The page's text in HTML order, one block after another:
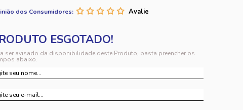
dos Consumidores:
ser avisado da disponibilidade deste Produto, basta preencher os
abaixo.